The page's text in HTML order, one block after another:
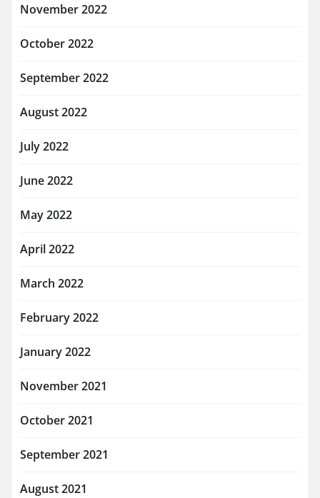
November 2022
October 2022
September 2022
August 2022
July 2022
June 2022
May 2022
April 2022
March 2022
February 2022
January 2022
November 2021
October 2021
September 2021
August 2021